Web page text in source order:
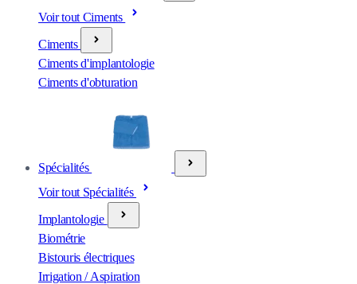
Voir tout Ciments
Ciments
Ciments d'implantologie
Ciments d'obturation
Spécialités
Voir tout Spécialités
Implantologie
Biométrie
Bistouris électriques
Irrigation / Aspiration